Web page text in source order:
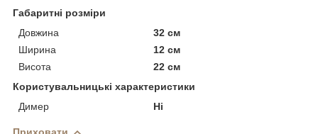
Габаритні розміри
Довжина
32 см
Ширина
12 см
Висота
22 см
Користувальницькі характеристики
Димер
Ні